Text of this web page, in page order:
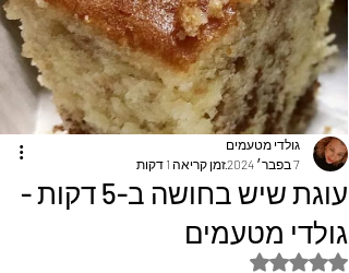
עוגת שיש בחושה ב-5 דקות -
גולדי מטעמים
גולדי מטעמים
7 בפבר׳ 2024
זמן קריאה 1 דקות
דירוג של NaN מתוך 5 כוכבים